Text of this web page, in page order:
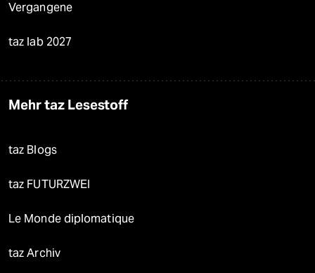
Vergangene
taz lab 2027
Mehr taz Lesestoff
taz Blogs
taz FUTURZWEI
Le Monde diplomatique
taz Archiv